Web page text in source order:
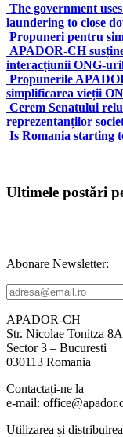
The government
laundering to close
Propuneri pentru
APADOR-CH
interacțiunii ONG-
Propunerile
simplificarea vieții
Cerem Senatului
reprezentanților
Is Romania starting
Ultimele postări
Abonare Newsletter:
APADOR-CH
Str. Nicolae Tonitza 8A
Sector 3 – Bucuresti
030113 Romania
Contactați-ne la
e-mail:
Utilizarea și